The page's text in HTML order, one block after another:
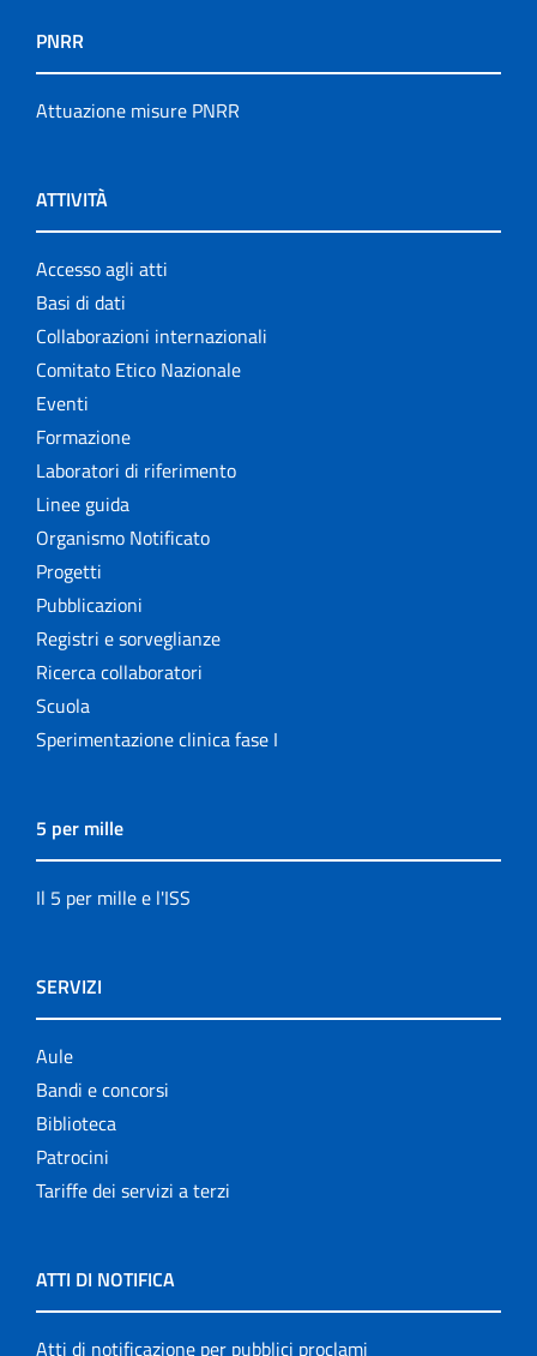
PNRR
Attuazione misure PNRR
ATTIVITÀ
Accesso agli atti
Basi di dati
Collaborazioni internazionali
Comitato Etico Nazionale
Eventi
Formazione
Laboratori di riferimento
Linee guida
Organismo Notificato
Progetti
Pubblicazioni
Registri e sorveglianze
Ricerca collaboratori
Scuola
Sperimentazione clinica fase I
5 per mille
Il 5 per mille e l'ISS
SERVIZI
Aule
Bandi e concorsi
Biblioteca
Patrocini
Tariffe dei servizi a terzi
ATTI DI NOTIFICA
Atti di notificazione per pubblici proclami